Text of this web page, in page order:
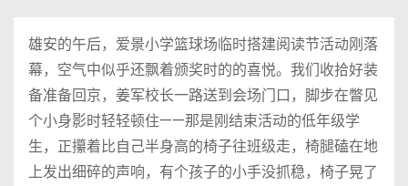
雄安的午后，爱景小学篮球场临时搭建阅读节活动刚落
幕，空气中似乎还飘着颁奖时的的喜悦。我们收拾好装
备准备回京，姜军校长一路送到会场门口，脚步在瞥见
个小身影时轻轻顿住——那是刚结束活动的低年级学
生，正攥着比自己半身高的椅子往班级走，椅腿磕在地
上发出细碎的声响，有个孩子的小手没抓稳，椅子晃了